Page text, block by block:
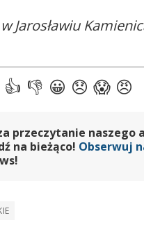
Jarosławiu
przeczytanie naszego
na bieżąco! Obserwuj